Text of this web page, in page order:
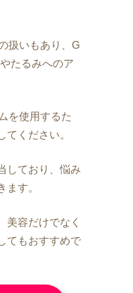
扱いもあり、G
たるみへのア
を使用するた
ください。
しており、悩み
す。
美容だけでなく
てもおすすめで